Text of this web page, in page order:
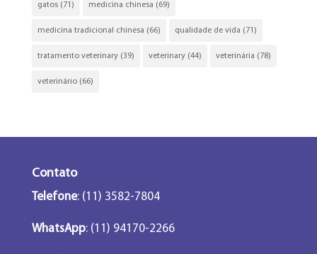
gatos(71) medicina chinesa (69)
medicina tradicional chinesa (66) qualidade de vida (71)
tratamento veterinary(39) veterinary(44) veterinária (78)
veterinário(66)
Contato
Telefone: (11) 3582-7804
WhatsApp: (11) 94170-2266